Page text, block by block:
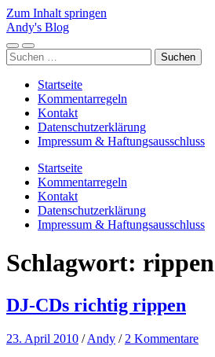
Zum Inhalt springen
Andy's Blog
Mobile-
Menü
Suchfeld
ein-/ausblenden
Suchen
nach:
Startseite
Kommentarregeln
Kontakt
Datenschutzerklärung
Impressum & Haftungsausschluss
Startseite
Kommentarregeln
Kontakt
Datenschutzerklärung
Impressum & Haftungsausschluss
Schlagwort: rippen
DJ-CDs richtig rippen
23. April 2010 /Andy / 2 Kommentare